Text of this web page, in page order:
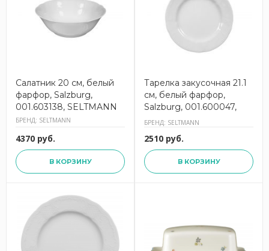
Салатник 20 см, белый
фарфор, Salzburg,
001.603138, SELTMANN
БРЕНД: SELTMANN
4370 руб.
В КОРЗИНУ
Тарелка закусочная 21.1
см, белый фарфор,
Salzburg, 001.600047,
SELTMANN
БРЕНД: SELTMANN
2510 руб.
В КОРЗИНУ